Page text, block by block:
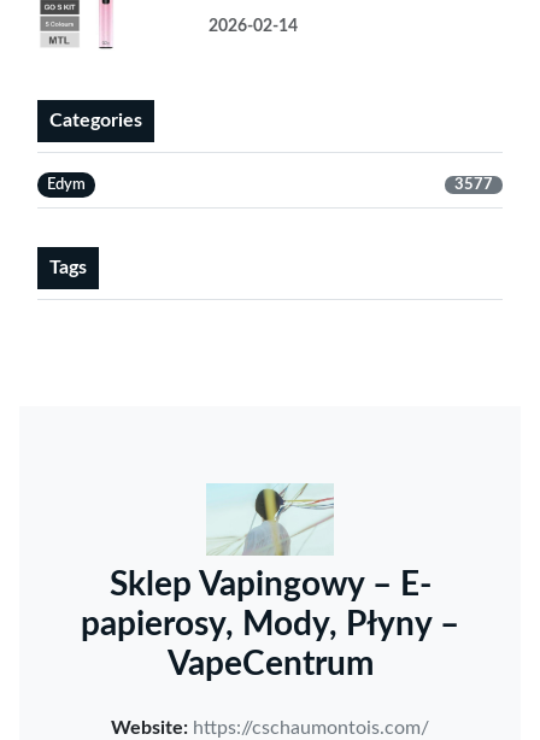
2026-02-14
Categories
Edym 3577
Tags
Sklep Vapingowy – E-
papierosy, Mody, Płyny –
VapeCentrum
Website: https://cschaumontois.com/